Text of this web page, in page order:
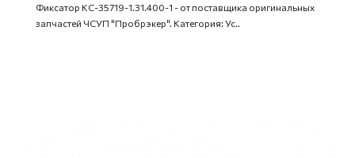
Фиксатор КС-35719-1.31.400-1 - от поставщика оригинальных
запчастей ЧСУП "Пробрэкер". Категория: Ус..